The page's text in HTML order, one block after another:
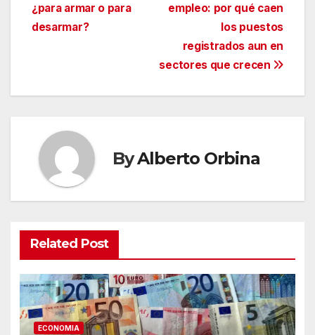
de
empleo: por qué caen
los puestos
registrados aun en
sectores que crecen
¿para armar o para
desarmar?
ByAlberto Orbina
Related Post
ECONOMIA